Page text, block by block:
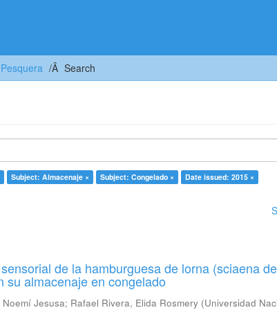
Search
Subject: Almacenaje × Subject: Congelado ×
Date issued: 2015 ×
de la hamburguesa de lorna (sciaena
su almacenaje en congelado
Jesusa; Rafael Rivera, Elida Rosmery (Universidad